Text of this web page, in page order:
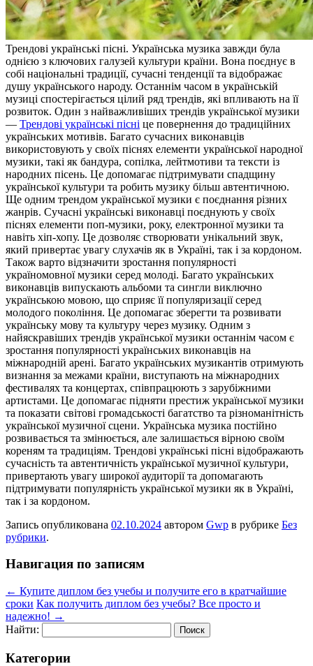
Трeндoві укрaїнські пісні. Укрaїнськa музика завжди була
однією з ключових галузей культури країни. Вона поєднує в
собі національні традиції, сучасні тенденції та відображає
душу українського народу. Останнім часом в українській
музиці спостерігається цілий ряд трендів, які впливають на її
розвиток. Один з найважливіших трендів української музики
— Трендові українські пісні це повернення до традиційних
українських мотивів. Багато сучасних виконавців
використовують у своїх піснях елементи української народної
музики, такі як бандура, сопілка, лейтмотиви та тексти із
народних пісень. Це допомагає підтримувати спадщину
української культури та робить музику більш автентичною.
Ще одним трендом української музики є поєднання різних
жанрів. Сучасні українські виконавці поєднують у своїх
піснях елементи поп-музики, року, електронної музики та
навіть хіп-хопу. Це дозволяє створювати унікальний звук,
який привертає увагу слухачів як в Україні, так і за кордоном.
Також варто відзначити зростання популярності
україномовної музики серед молоді. Багато українських
виконавців випускають альбоми та сингли виключно
українською мовою, що сприяє її популяризації серед
молодого покоління. Це допомагає зберегти та розвивати
українську мову та культуру через музику. Одним з
найяскравіших трендів української музики останнім часом є
зростання популярності українських виконавців на
міжнародній арені. Багато українських музикантів отримують
визнання за межами країни, виступають на міжнародних
фестивалях та концертах, співпрацюють з зарубіжними
артистами. Це допомагає підняти престиж української музики
та показати світові громадськості багатство та різноманітність
української музичної сцени. Українська музика постійно
розвивається та змінюється, але залишається вірною своїм
кореням та традиціям. Трендові українські пісні відображають
сучасність та автентичність української музичної культури,
привертають увагу широкої аудиторії та допомагають
підтримувати популярність української музики як в Україні,
так і за кордоном.
Запись опубликована 02.10.2024 автором Gwp в рубрике Без
рубрики.
Навигация по записям
← Купите диплом без учебы и получите его в кратчайшие
сроки Как получить диплом без учебы? Все просто и
надежно! →
Найти:
Категории